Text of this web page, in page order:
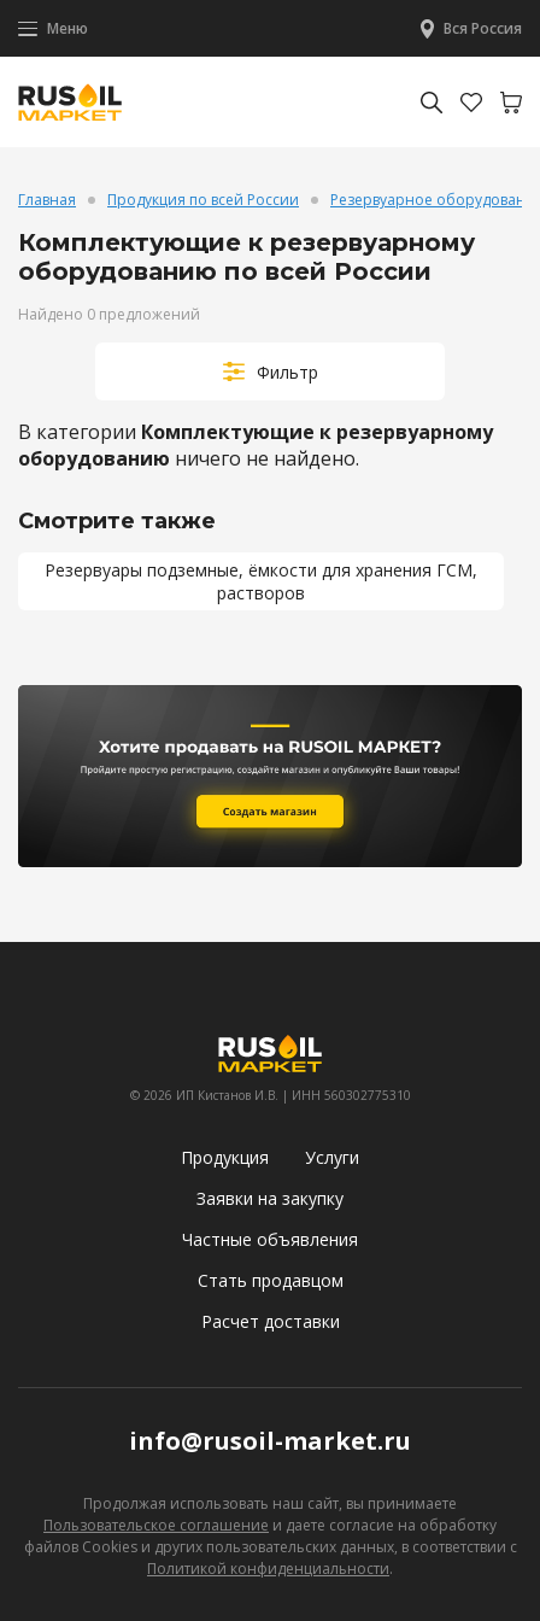
Меню Вся Россия
Главная Продукция по всей России Резервуарное
Комплектующие к резервуарному
оборудованию по всей России
Найдено 0 предложений
Фильтр
В категории Комплектующие к резервуарному
оборудованию ничего не найдено.
Смотрите также
Резервуары подземные, ёмкости для хранения ГСМ,
растворов
© 2026 ИП Кистанов И.В. | ИНН 560302775310
Продукция
Услуги
Заявки на закупку
Частные объявления
Стать продавцом
Расчет доставки
Продолжая использовать наш сайт, вы принимаете
Пользовательское соглашение и даете согласие на обработку
файлов Cookies и других пользовательских данных, в соответствии с
Политикой конфиденциальности.
info@rusoil-market.ru